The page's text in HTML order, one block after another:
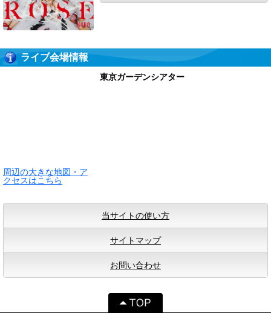
ライブ会場情報
周辺の大きな地図・ア
クセスはこちら
東京ガーデンシアター
当サイトの使い方
サイトマップ
お問い合わせ